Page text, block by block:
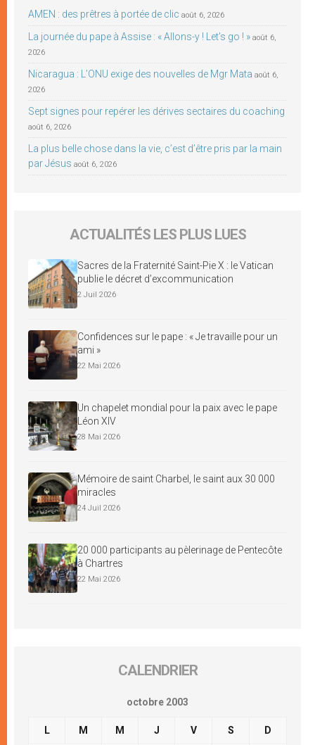
AMEN : des prêtres à portée de clic août 6, 2026
La journée du pape à Assise : « Allons-y ! Let’s go ! » août 6,
2026
Nicaragua : L’ONU exige des nouvelles de Mgr Mata août 6,
2026
Sept signes pour repérer les dérives sectaires du coaching
août 6, 2026
La plus belle chose dans la vie, c’est d’être pris par la main
par Jésus août 6, 2026
ACTUALITÉS LES PLUS LUES
Sacres de la Fraternité Saint-Pie X : le Vatican
publie le décret d’excommunication
2 Juil 2026
Confidences sur le pape : « Je travaille pour un
ami »
22 Mai 2026
Un chapelet mondial pour la paix avec le pape
Léon XIV
28 Mai 2026
Mémoire de saint Charbel, le saint aux 30 000
miracles
24 Juil 2026
20 000 participants au pèlerinage de Pentecôte
à Chartres
22 Mai 2026
CALENDRIER
octobre 2003
L M M J V S D